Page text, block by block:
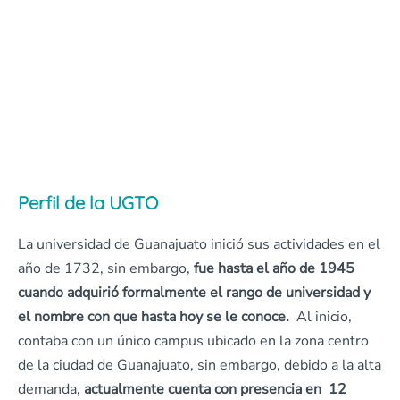
Perfil de la UGTO
La universidad de Guanajuato inició sus actividades en el
año de 1732, sin embargo, fue hasta el año de 1945
cuando adquirió formalmente el rango de universidad y
el nombre con que hasta hoy se le conoce. Al inicio,
contaba con un único campus ubicado en la zona centro
de la ciudad de Guanajuato, sin embargo, debido a la alta
demanda, actualmente cuenta con presencia en 12